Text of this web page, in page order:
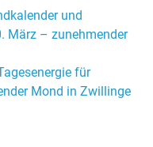
und
März – zunehmender
für
Mond in Zwillinge